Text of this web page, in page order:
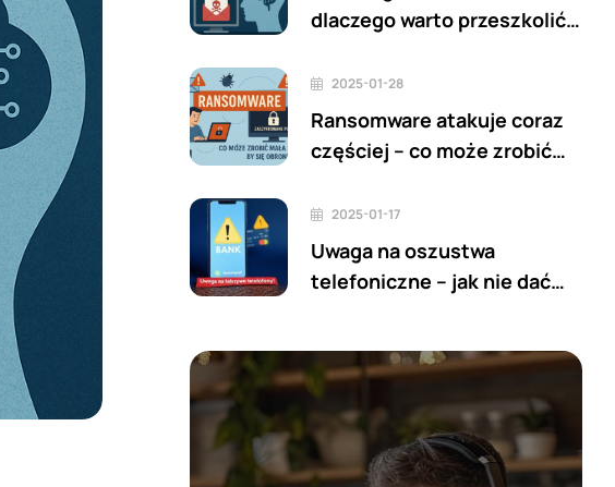
dlaczego warto przeszkolić
„Załącznik”
2025-01-28
Ransomware atakuje coraz
częściej – co może zrobić
2025-01-17
Uwaga na oszustwa
telefoniczne – jak nie dać